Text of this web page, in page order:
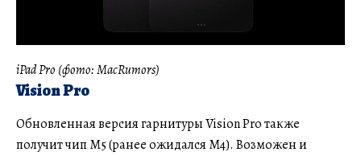
iPad Pro (фото: MacRumors)
Vision Pro
Обновленная версия гарнитуры Vision Pro также
получит чип M5 (ранее ожидался M4). Возможен и